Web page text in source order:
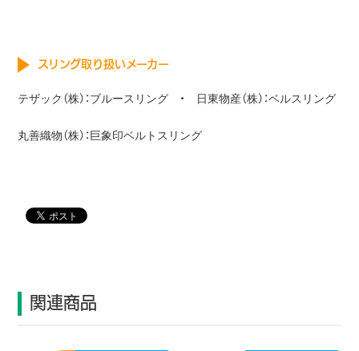
スリング取り扱いメーカー
テザック（株）：ブルースリング ・ 日東物産（株）：ベルスリング
丸善織物（株）：巨象印ベルトスリング
関連商品